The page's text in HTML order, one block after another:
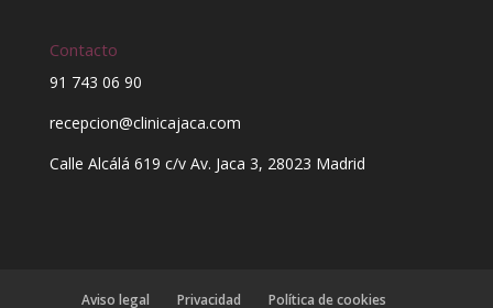
Contacto
91 743 06 90
recepcion@clinicajaca.com
Calle Alcálá 619 c/v Av. Jaca 3, 28023 Madrid
Aviso legal Privacidad Política de cookies